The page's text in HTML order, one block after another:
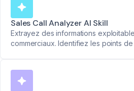
Sales Call Analyzer AI Skill
Extrayez des informations
commerciaux. Identifiez les points